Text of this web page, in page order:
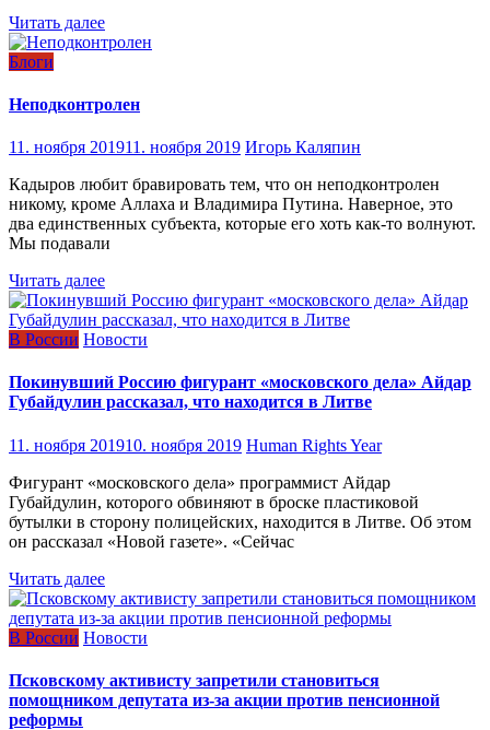
Читать далее
Блоги
Неподконтролен
11. ноября 201911. ноября 2019 Игорь Каляпин
Кадыров любит бравировать тем, что он неподконтролен
никому, кроме Аллаха и Владимира Путина. Наверное, это
два единственных субъекта, которые его хоть как-то волнуют.
Мы подавали
Читать далее
В России Новости
Покинувший Россию фигурант «московского дела» Айдар
Губайдулин рассказал, что находится в Литве
11. ноября 201910. ноября 2019 Human Rights Year
Фигурант «московского дела» программист Айдар
Губайдулин, которого обвиняют в броске пластиковой
бутылки в сторону полицейских, находится в Литве. Об этом
он рассказал «Новой газете». «Сейчас
Читать далее
В России Новости
Псковскому активисту запретили становиться
помощником депутата из-за акции против пенсионной
реформы